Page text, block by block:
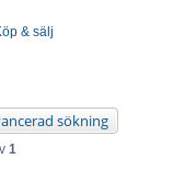
& sälj
sökning
1